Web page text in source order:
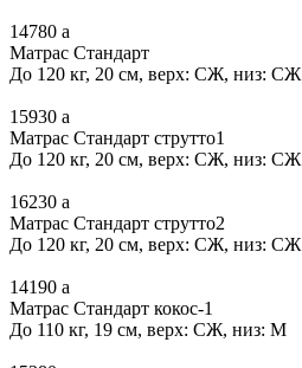
14780 a
Матрас Стандарт
До 120 кг, 20 см, верх: СЖ, низ: СЖ
15930 a
Матрас Стандарт струтто1
До 120 кг, 20 см, верх: СЖ, низ: СЖ
16230 a
Матрас Стандарт струтто2
До 120 кг, 20 см, верх: СЖ, низ: СЖ
14190 a
Матрас Стандарт кокос-1
До 110 кг, 19 см, верх: СЖ, низ: М